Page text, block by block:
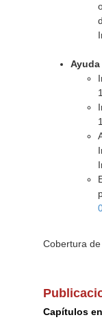
Cobertura
Capítulos